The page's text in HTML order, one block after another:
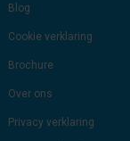
Blog
Cookie verklaring
Brochure
Over ons
Privacy verklaring